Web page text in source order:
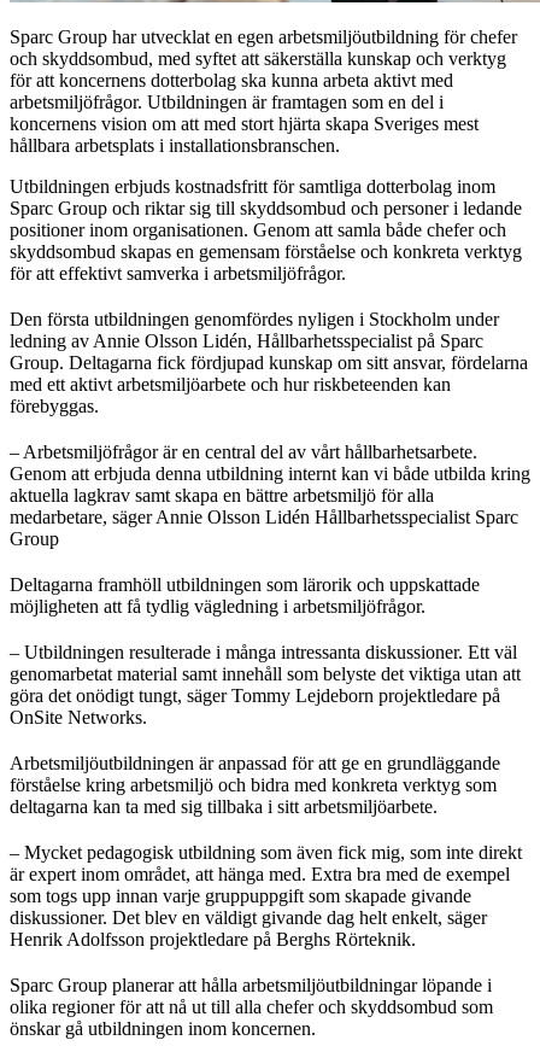
Sparc Group har utvecklat en egen arbetsmiljöutbildning för chefer
och skyddsombud, med syftet att säkerställa kunskap och verktyg
för att koncernens dotterbolag ska kunna arbeta aktivt med
arbetsmiljöfrågor. Utbildningen är framtagen som en del i
koncernens vision om att med stort hjärta skapa Sveriges mest
hållbara arbetsplats i installationsbranschen.
Utbildningen erbjuds kostnadsfritt för samtliga dotterbolag inom
Sparc Group och riktar sig till skyddsombud och personer i ledande
positioner inom organisationen. Genom att samla både chefer och
skyddsombud skapas en gemensam förståelse och konkreta verktyg
för att effektivt samverka i arbetsmiljöfrågor.
Den första utbildningen genomfördes nyligen i Stockholm under
ledning av Annie Olsson Lidén, Hållbarhetsspecialist på Sparc
Group. Deltagarna fick fördjupad kunskap om sitt ansvar, fördelarna
med ett aktivt arbetsmiljöarbete och hur riskbeteenden kan
förebyggas.
– Arbetsmiljöfrågor är en central del av vårt hållbarhetsarbete.
Genom att erbjuda denna utbildning internt kan vi både utbilda kring
aktuella lagkrav samt skapa en bättre arbetsmiljö för alla
medarbetare, säger Annie Olsson Lidén Hållbarhetsspecialist Sparc
Group
Deltagarna framhöll utbildningen som lärorik och uppskattade
möjligheten att få tydlig vägledning i arbetsmiljöfrågor.
– Utbildningen resulterade i många intressanta diskussioner. Ett väl
genomarbetat material samt innehåll som belyste det viktiga utan att
göra det onödigt tungt, säger Tommy Lejdeborn projektledare på
OnSite Networks.
Arbetsmiljöutbildningen är anpassad för att ge en grundläggande
förståelse kring arbetsmiljö och bidra med konkreta verktyg som
deltagarna kan ta med sig tillbaka i sitt arbetsmiljöarbete.
– Mycket pedagogisk utbildning som även fick mig, som inte direkt
är expert inom området, att hänga med. Extra bra med de exempel
som togs upp innan varje gruppuppgift som skapade givande
diskussioner. Det blev en väldigt givande dag helt enkelt, säger
Henrik Adolfsson projektledare på Berghs Rörteknik.
Sparc Group planerar att hålla arbetsmiljöutbildningar löpande i
olika regioner för att nå ut till alla chefer och skyddsombud som
önskar gå utbildningen inom koncernen.